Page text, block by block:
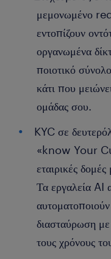
μεμονωμένο
εντοπίζουν
οργανωμένα
ποιοτικό
κάτι που
ομάδας σου.
KYC σε
«know Your
εταιρικές
Τα εργαλεία AI
διασταύρωση
τους χρόνους